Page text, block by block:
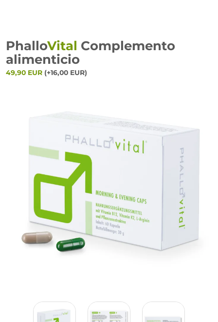
PhalloVital Complemento
alimenticio
49,90 EUR (+16,00 EUR)